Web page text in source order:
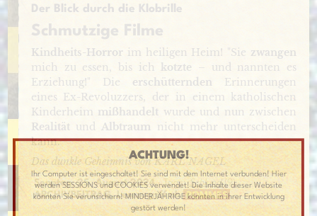
Der Blick durch die Klobrille
Schmutzige Filme
Kindheits-Horror im heiligen Heim! "Sie zwangen
mich zu essen, bis ich
kotzte – und nannten es
Erziehung!" Die erschütternden Erinnerungen
eines Ex-Revoluzzers, der in einem katholischen
Kinderheim mißhandelt wurde und nun zwischen
Realität undAlbtraum nicht mehr unterscheiden
kann.
Das dunkle Geheimnis von KARL NAGEL
Sonntag, 25. August 2024· Tags: Schlund(9)
ARCHIVBEITRAG, Lesezugriff ab POMMES
ACHTUNG!
Ihr Computer ist eingeschaltet! Sie sind mit dem Internet verbunden! Hier
werden SESSIONS und COOKIES verwendet! Die Inhalte dieser Website
könnten Sie verunsichern! MINDERJÄHRIGE könnten in ihrer Entwicklung
gestört werden!